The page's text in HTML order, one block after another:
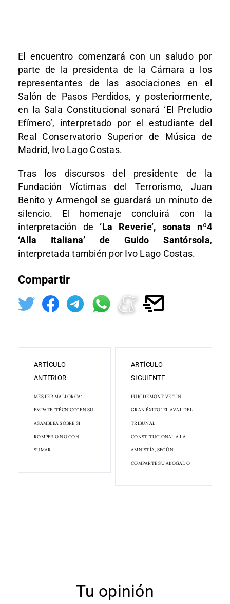
El encuentro comenzará con un saludo por
parte de la presidenta de la Cámara a los
representantes de las asociaciones en el
Salón de Pasos Perdidos, y posteriormente,
en la Sala Constitucional sonará ‘El Preludio
Efímero’, interpretado por el estudiante del
Real Conservatorio Superior de Música de
Madrid, Ivo Lago Costas.
Tras los discursos del presidente de la
Fundación Víctimas del Terrorismo, Juan
Benito y Armengol se guardará un minuto de
silencio. El homenaje concluirá con la
interpretación de ‘La Reverie’, sonata nº4
‘Alla Italiana’ de Guido Santórsola,
interpretada también por Ivo Lago Costas.
Compartir
ARTÍCULO
ANTERIOR
MÉS PER MALLORCA:
EMPATE "TÉCNICO" EN SU
ASAMBLEA SOBRE SI
ROMPER O NO CON
SUMAR
ARTÍCULO
SIGUIENTE
PUIGDEMONT VE "UN
GRAN ÉXITO" EL AVAL DEL
TRIBUNAL
CONSTITUCIONAL A LA
AMNISTÍA, SEGÚN
COMPARTE SU ABOGADO
Tu opinión